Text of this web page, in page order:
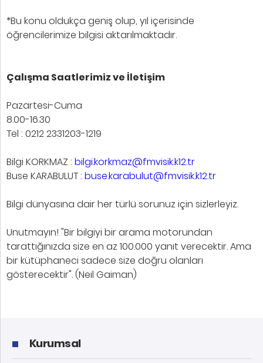
*Bu konu oldukça geniş olup, yıl içerisinde
öğrencilerimize bilgisi aktarılmaktadır.
Çalışma Saatlerimiz ve İletişim
Pazartesi-Cuma
8.00-16.30
Tel : 0212 2331203-1219
Bilgi KORKMAZ : bilgi.korkmaz@fmvisik.k12.tr
Buse KARABULUT : buse.karabulut@fmvisik.k12.tr
Bilgi dünyasına dair her türlü sorunuz için sizlerleyiz.
Unutmayın! "Bir bilgiyi bir arama motorundan
tarattığınızda size en az 100.000 yanıt verecektir. Ama
bir kütüphaneci sadece size doğru olanları
gösterecektir". (Neil Gaiman)
Kurumsal